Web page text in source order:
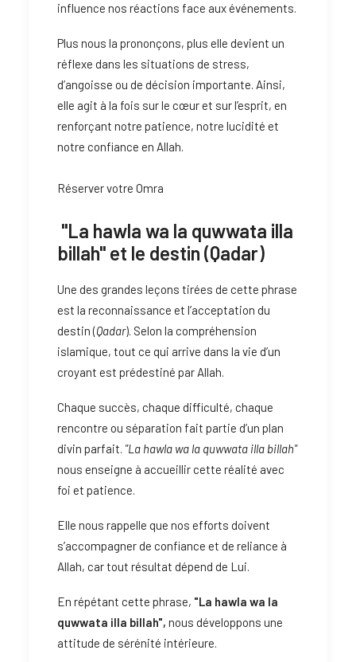
influence nos réactions face aux événements.
Plus nous la prononçons, plus elle devient un
réflexe dans les situations de stress,
d’angoisse ou de décision importante. Ainsi,
elle agit à la fois sur le cœur et sur l’esprit, en
renforçant notre patience, notre lucidité et
notre confiance en Allah.
Réserver votre Omra
"La hawla wa la quwwata illa
billah" et le destin (Qadar)
Une des grandes leçons tirées de cette phrase
est la reconnaissance et l’acceptation du
destin (Qadar). Selon la compréhension
islamique, tout ce qui arrive dans la vie d’un
croyant est prédestiné par Allah.
Chaque succès, chaque difficulté, chaque
rencontre ou séparation fait partie d’un plan
divin parfait. "La hawla wa la quwwata illa billah"
nous enseigne à accueillir cette réalité avec
foi et patience.
Elle nous rappelle que nos efforts doivent
s’accompagner de confiance et de reliance à
Allah, car tout résultat dépend de Lui.
En répétant cette phrase, "La hawla wa la
quwwata illa billah", nous développons une
attitude de sérénité intérieure.